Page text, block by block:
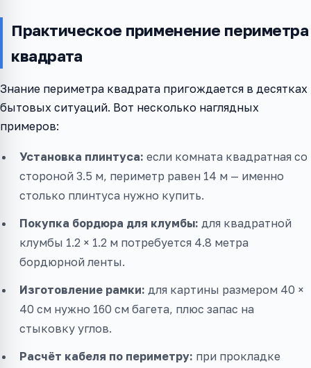
Практическое применение периметра
квадрата
Знание периметра квадрата пригождается в десятках
бытовых ситуаций. Вот несколько наглядных
примеров:
Установка плинтуса: если комната квадратная со
стороной 3.5 м, периметр равен 14 м — именно
столько плинтуса нужно купить.
Покупка бордюра для клумбы: для квадратной
клумбы 1.2 × 1.2 м потребуется 4.8 метра
бордюрной ленты.
Изготовление рамки: для картины размером 40 ×
40 см нужно 160 см багета, плюс запас на
стыковку углов.
Расчёт кабеля по периметру: при прокладке